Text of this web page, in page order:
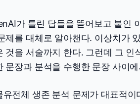
가 틀린 답들을 뜯어보고 붙
제를 대체로 알아챈다. 이상치가
것을 서술까지 한다. 그런데 그 인
문장과 분석을 수행한 문장 사이
유전체 생존 분석 문제가 대표적